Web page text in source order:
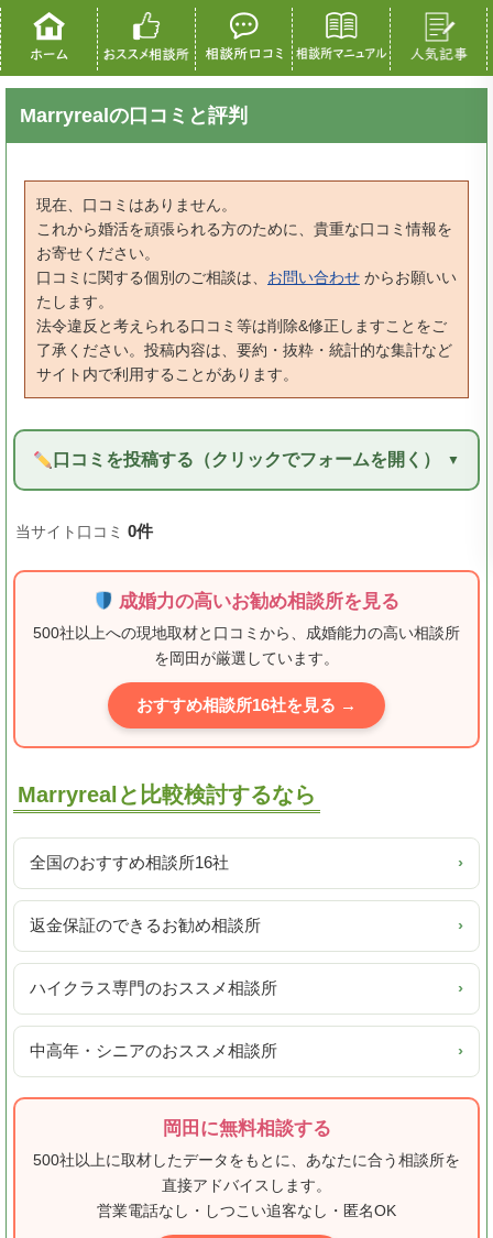
Marryrealの口コミと評判
現在、口コミはありません。
これから婚活を頑張られる方のために、貴重な口コミ情報を
お寄せください。
口コミに関する個別のご相談は、 お問い合わせ からお願いい
たします。
法令違反と考えられる口コミ等は削除&修正しますことをご
了承ください。投稿内容は、要約・抜粋・統計的な集計など
サイト内で利用することがあります。
口コミを投稿する（クリックでフォームを開く）
当サイト口コミ 0件
成婚力の高いお勧め相談所を見る
500社以上への現地取材と口コミから、成婚能力の高い相談所
を岡田が厳選しています。
おすすめ相談所16社を見る →
Marryrealと比較検討するなら
全国のおすすめ相談所16社 ›
返金保証のできるお勧め相談所 ›
ハイクラス専門のおススメ相談所 ›
中高年・シニアのおススメ相談所 ›
岡田に無料相談する
500社以上に取材したデータをもとに、あなたに合う相談所を
直接アドバイスします。
営業電話なし・しつこい追客なし・匿名OK